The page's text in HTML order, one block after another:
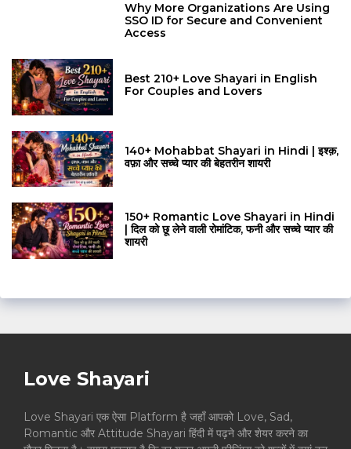
Why More Organizations Are Using
SSO ID for Secure and Convenient
Access
Best 210+ Love Shayari in English
For Couples and Lovers
140+ Mohabbat Shayari in Hindi | इश्क़,
वफ़ा और सच्चे प्यार की बेहतरीन शायरी
150+ Romantic Love Shayari in Hindi
| दिल को छू लेने वाली रोमांटिक, फनी और सच्चे प्यार की
शायरी
Love Shayari
Love Shayari एक ऐसा Platform है जहाँ आपको Love, Sad,
Romantic और Attitude Shayari हिंदी में पढ़ने और शेयर करने का